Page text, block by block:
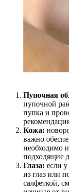
Пупочная
пупочной
пупка и
Кожа:
важно
необходимо
подходящие
Глаза: если
из глаз или
салфеткой,